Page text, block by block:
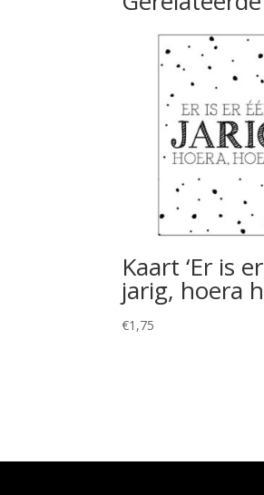
Kaart ‘Er is
jarig, hoera
€1,75